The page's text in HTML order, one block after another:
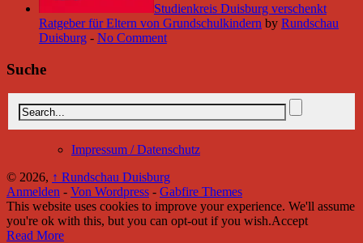
Studienkreis Duisburg verschenkt
Ratgeber für Eltern von Grundschulkindern by Rundschau
Duisburg - No Comment
Suche
Impressum / Datenschutz
© 2026, ↑ Rundschau Duisburg
Anmelden - Von Wordpress - Gabfire Themes
This website uses cookies to improve your experience. We'll assume
you're ok with this, but you can opt-out if you wish.Accept
Read More